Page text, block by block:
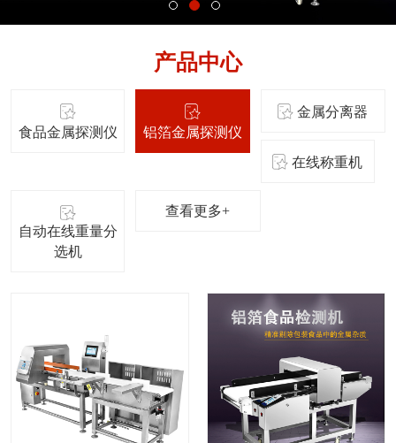
产品中心
食品金属探测仪 铝箔金属探测仪
金属分离器
在线称重机
自动在线重量分
选机
查看更多+